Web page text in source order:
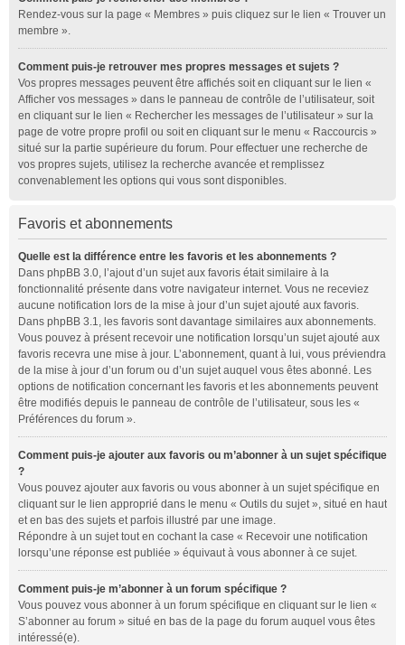
Rendez-vous sur la page « Membres » puis cliquez sur le lien « Trouver un
membre ».
Comment puis-je retrouver mes propres messages et sujets ?
Vos propres messages peuvent être affichés soit en cliquant sur le lien «
Afficher vos messages » dans le panneau de contrôle de l’utilisateur, soit
en cliquant sur le lien « Rechercher les messages de l’utilisateur » sur la
page de votre propre profil ou soit en cliquant sur le menu « Raccourcis »
situé sur la partie supérieure du forum. Pour effectuer une recherche de
vos propres sujets, utilisez la recherche avancée et remplissez
convenablement les options qui vous sont disponibles.
Favoris et abonnements
Quelle est la différence entre les favoris et les abonnements ?
Dans phpBB 3.0, l’ajout d’un sujet aux favoris était similaire à la
fonctionnalité présente dans votre navigateur internet. Vous ne receviez
aucune notification lors de la mise à jour d’un sujet ajouté aux favoris.
Dans phpBB 3.1, les favoris sont davantage similaires aux abonnements.
Vous pouvez à présent recevoir une notification lorsqu’un sujet ajouté aux
favoris recevra une mise à jour. L’abonnement, quant à lui, vous préviendra
de la mise à jour d’un forum ou d’un sujet auquel vous êtes abonné. Les
options de notification concernant les favoris et les abonnements peuvent
être modifiés depuis le panneau de contrôle de l’utilisateur, sous les «
Préférences du forum ».
Comment puis-je ajouter aux favoris ou m’abonner à un sujet spécifique
?
Vous pouvez ajouter aux favoris ou vous abonner à un sujet spécifique en
cliquant sur le lien approprié dans le menu « Outils du sujet », situé en haut
et en bas des sujets et parfois illustré par une image.
Répondre à un sujet tout en cochant la case « Recevoir une notification
lorsqu’une réponse est publiée » équivaut à vous abonner à ce sujet.
Comment puis-je m’abonner à un forum spécifique ?
Vous pouvez vous abonner à un forum spécifique en cliquant sur le lien «
S’abonner au forum » situé en bas de la page du forum auquel vous êtes
intéressé(e).